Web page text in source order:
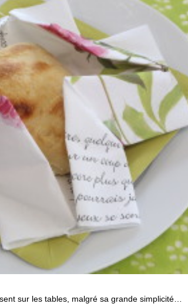
sur les tables, malgré sa grande simplicité…